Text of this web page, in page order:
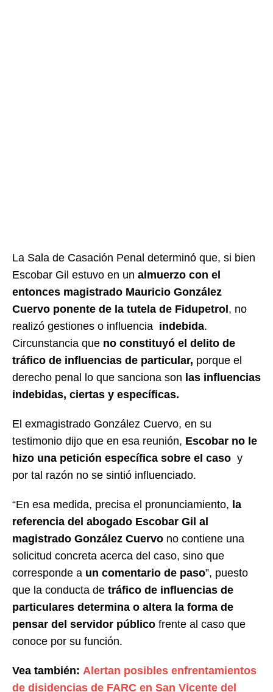
La Sala de Casación Penal determinó que, si bien
Escobar Gil estuvo en un almuerzo con el
entonces magistrado Mauricio González
Cuervo ponente de la tutela de Fidupetrol , no
realizó gestiones o influencia indebida.
Circunstancia que no constituyó el delito de
tráfico de influencias de particular, porque el
derecho penal lo que sanciona son las influencias
indebidas, ciertas y específicas.
El exmagistrado González Cuervo, en su
testimonio dijo que en esa reunión, Escobar no le
hizo una petición específica sobre el caso y
por tal razón no se sintió influenciado.
“En esa medida, precisa el pronunciamiento, la
referencia del abogado Escobar Gil al
magistrado González Cuervo no contiene una
solicitud concreta acerca del caso, sino que
corresponde a un comentario de paso”, puesto
que la conducta de tráfico de influencias de
particulares determina o altera la forma de
pensar del servidor público frente al caso que
conoce por su función.
Vea también: Alertan posibles enfrentamientos
de disidencias de FARC en San Vicente del